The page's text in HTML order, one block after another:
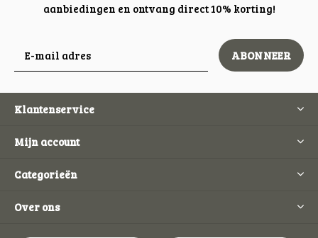
aanbiedingen en ontvang direct 10% korting!
ABONNEER
Klantenservice
Mijn account
Categorieën
Over ons